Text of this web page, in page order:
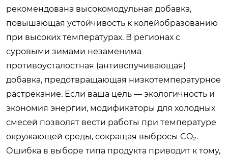
рекомендована высокомодульная добавка,
повышающая устойчивость к колейобразованию
при высоких температурах. В регионах с
суровыми зимами незаменима
противоусталостная (антивспучивающая)
добавка, предотвращающая низкотемпературное
растрекание. Если ваша цель — экологичность и
экономия энергии, модификаторы для холодных
смесей позволят вести работы при температуре
окружающей среды, сокращая выбросы CO₂.
Ошибка в выборе типа продукта приводит к тому,